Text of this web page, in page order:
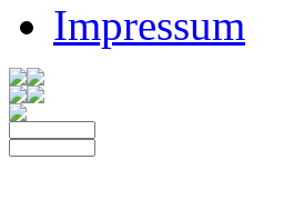
Impressum